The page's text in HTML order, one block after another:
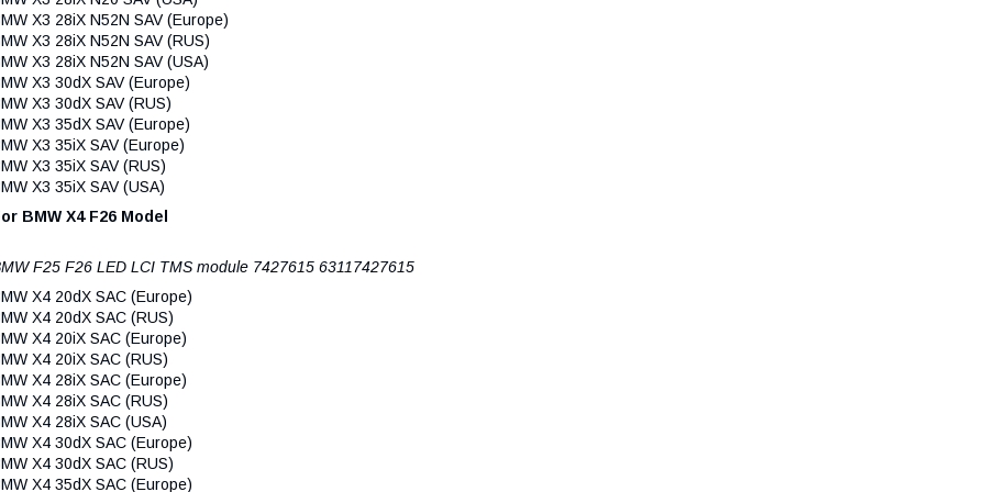
X3 28iX N52N SAV (Europe)
X3 28iX N52N SAV (RUS)
X3 28iX N52N SAV (USA)
X3 30dX SAV (Europe)
X3 30dX SAV (RUS)
X3 35dX SAV (Europe)
X3 35iX SAV (Europe)
X3 35iX SAV (RUS)
X3 35iX SAV (USA)
BMW X4 F26 Model
F25 F26 LED LCI TMS module 7427615 63117427615
X4 20dX SAC (Europe)
X4 20dX SAC (RUS)
X4 20iX SAC (Europe)
X4 20iX SAC (RUS)
X4 28iX SAC (Europe)
X4 28iX SAC (RUS)
X4 28iX SAC (USA)
X4 30dX SAC (Europe)
X4 30dX SAC (RUS)
X4 35dX SAC (Europe)